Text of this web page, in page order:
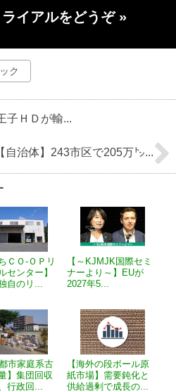
イアルをどうぞ »
ク
子ＨＤが輸...
【自治体】243市区で205万㌧...
ＣＯ-ＯＰリ
センター】
自のリ...
【～KJMJK国際セミ
ナーより～】EUが
2027年5...
市家庭系古
】集団回収
行政回...
【海外の段ボール原
紙市場】需要鈍化と
供給過剰で成長の...